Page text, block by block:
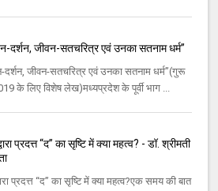
दर्शन, जीवन-सतचरित्र एवं उनका सतनाम धर्म’’
जीवन-सतचरित्र एवं उनका सतनाम धर्म’’(गुरू
के लिए विशेष लेख)मध्यप्रदेश के पूर्वी भाग ...
प्रदत्त “द” का सृष्टि में क्या महत्व? - डॉ. श्रीमती
प्रदत्त “द” का सृष्टि में क्या महत्व?एक समय की बात